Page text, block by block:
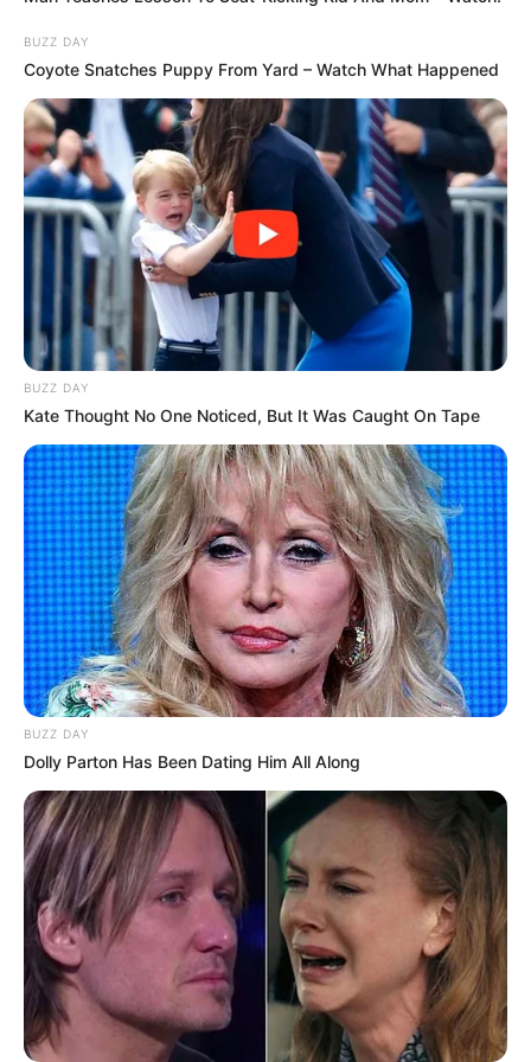
A beszéd egyszerre volt ünnepi és kemény
nemcsak ünnepi felszólalás volt, hanem éles
politikai üzenet is. Nem csupán a kormányzati
irányokat jelölte ki, hanem visszahozta a kampány
egyik legerősebb témáját: az elszámoltatást és az
állam működésének újraszervezését. Horn Gábor, a
Republikon kuratóriumi elnöke az ATV-nek úgy
értékelte a beszédet, hogy az emelkedett, erős és
emlékezetes volt, bár szerinte kissé egyenetlenre
BUZZ DAY
Coyote Snatches Puppy From Yard – Watch What Happened
BUZZ DAY
Kate Thought No One Noticed, But It Was Caught On Tape
BUZZ DAY
Dolly Parton Has Been Dating Him All Along